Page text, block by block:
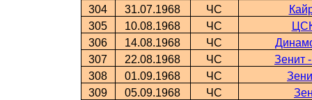
304
31.07.1968 ЧС
305
10.08.1968 ЧС
306
14.08.1968 ЧС
307
22.08.1968 ЧС
Зенит
308
01.09.1968 ЧС
309
05.09.1968 ЧС